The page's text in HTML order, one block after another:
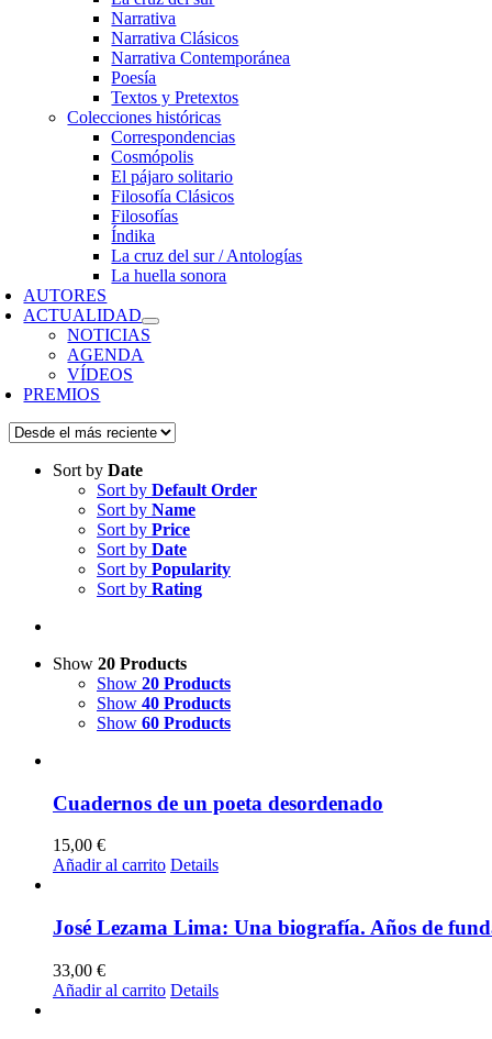
Narrativa
Narrativa Clásicos
Narrativa Contemporánea
Poesía
Textos y Pretextos
Colecciones históricas
Correspondencias
Cosmópolis
El pájaro solitario
Filosofía Clásicos
Filosofías
Índika
La cruz del sur / Antologías
La huella sonora
AUTORES
ACTUALIDAD
NOTICIAS
AGENDA
VÍDEOS
PREMIOS
Sort by Date
Sort by Default Order
Sort by Name
Sort by Price
Sort by Date
Sort by Popularity
Sort by Rating
Show 20 Products
Show 20 Products
Show 40 Products
Show 60 Products
Cuadernos de un poeta desordenado
15,00 €
Añadir al carrito Details
José Lezama Lima: Una biografía. Años de
33,00 €
Añadir al carrito Details